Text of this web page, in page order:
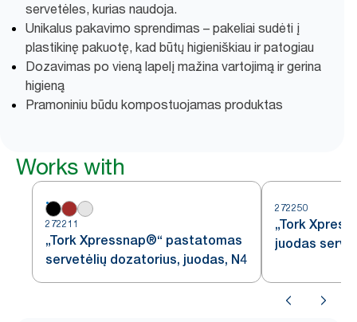
servetėles, kurias naudoja.
Unikalus pakavimo sprendimas – pakeliai sudėti į
plastikinę pakuotę, kad būtų higieniškiau ir patogiau
Dozavimas po vieną lapelį mažina vartojimą ir gerina
higieną
Pramoniniu būdu kompostuojamas produktas
Works with
272211
„Tork Xpressnap®“ pastatomas
servetėlių dozatorius, juodas, N4
272250
„Tork
juodas